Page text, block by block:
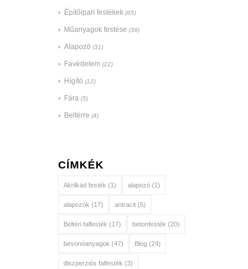
Építőipari festékek (65)
Műanyagok festése (38)
Alapozó (31)
Favédelem (22)
Hígító (12)
Fára (5)
Beltérre (4)
CÍMKÉK
Akrilkád festék (1) alapozó(1)
alapozók (17) antracit(5)
Beltéri falfesték (17) betonfesték (20)
bevonóanyagok (47) Blog(24)
diszperziós falfesték (3)